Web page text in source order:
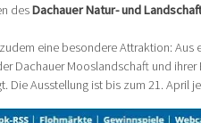
desDachauer Natur- und
eine besondere Attraktion:
Dachauer Mooslandschaft und
Die Ausstellung ist bis zum 21. April